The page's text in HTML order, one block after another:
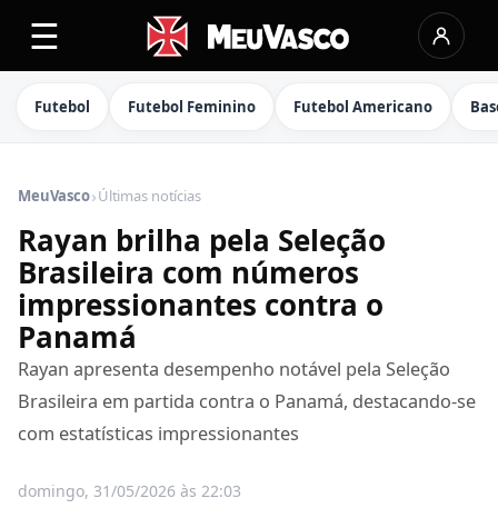
☰
Futebol Futebol Feminino Futebol Americano
MeuVasco›Últimas notícias
Rayan brilha pela Seleção
Brasileira com números
impressionantes contra o
Panamá
Rayan apresenta desempenho notável pela Seleção
Brasileira em partida contra o Panamá, destacando-se
com estatísticas impressionantes
domingo, 31/05/2026 às 22:03